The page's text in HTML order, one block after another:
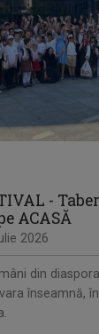
-
ACASĂ
2026
din
înseamnă,